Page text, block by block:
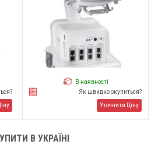
В наявності
Як швидко окупиться?
Уточнити Ціну
В УКРАЇНІ